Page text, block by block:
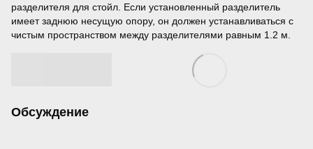
разделителя для стойл. Если установленный разделитель
имеет заднюю несущую опору, он должен устанавливаться с
чистым пространством между разделителями равным 1.2 м.
Обсуждение